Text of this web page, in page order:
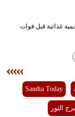
فيديو
غذائية قبل فوات
Saudia Today
برج الثور